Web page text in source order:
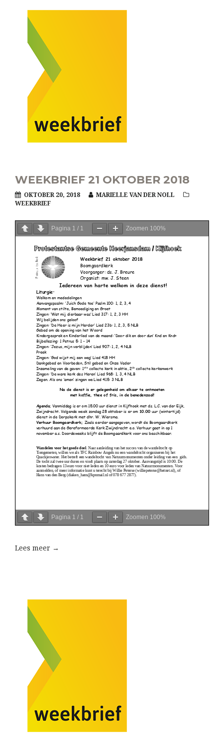
WEEKBRIEF 21 OKTOBER 2018
OKTOBER 20, 2018
MARIELLE VAN DER NOLL
WEEKBRIEF
Pagina 1 / 1 Zoomen 100%
Pagina 1 / 1 Zoomen 100%
Lees meer →